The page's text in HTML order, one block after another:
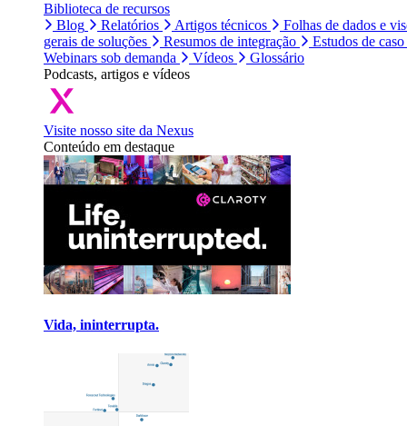
Biblioteca de recursos
Blog
Relatórios Artigos técnicos
Folhas de dados e
gerais de soluções
Resumos de integração
Estudos de caso
Webinars sob demanda
Vídeos
Glossário
Podcasts, artigos e vídeos
Visite nosso site da Nexus
Conteúdo em destaque
Vida, ininterrupta.